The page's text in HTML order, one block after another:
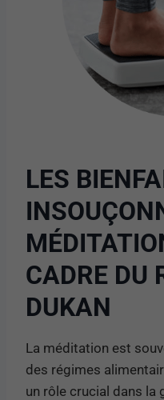
LES
CADRE DU
DUKAN
La méditation est
des régimes
un rôle crucial dans la